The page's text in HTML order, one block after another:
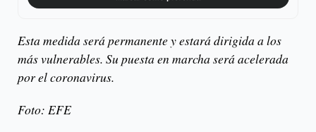
Esta medida será permanente y estará dirigida a los
más vulnerables. Su puesta en marcha será acelerada
por el coronavirus.
Foto: EFE